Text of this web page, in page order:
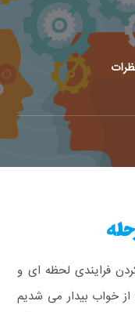
فرایندی لحظه ای و
خواب بیدار می شدیم